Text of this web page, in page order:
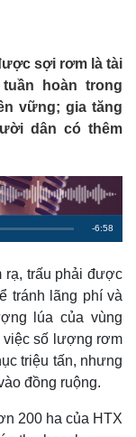
sợi rơm là tài
hoàn trong
vững; gia tăng
dân có thêm
R
n
i
n
-6:58
rạ, trấu phải được
tránh lãng phí và
lúa của vùng
việc số lượng rơm
triệu tấn, nhưng
đồng ruộng.
200 ha của HTX